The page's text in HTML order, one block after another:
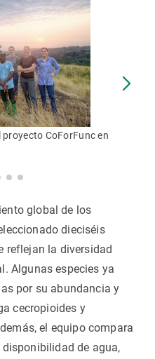
CoForFunc en
global de los
dieciséis
reflejan la diversidad
Algunas especies ya
por su abundancia y
cecropioides y
el equipo compara
de agua,